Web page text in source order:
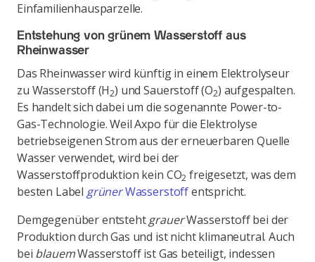
Einfamilienhausparzelle.
Entstehung von grünem Wasserstoff aus
Rheinwasser
Das Rheinwasser wird künftig in einem Elektrolyseur
zu Wasserstoff (H2) und Sauerstoff (O2) aufgespalten.
Es handelt sich dabei um die sogenannte Power-to-
Gas-Technologie. Weil Axpo für die Elektrolyse
betriebseigenen Strom aus der erneuerbaren Quelle
Wasser verwendet, wird bei der
Wasserstoffproduktion kein CO2 freigesetzt, was dem
besten Label grünerWasserstoffentspricht.
Demgegenüber entstehtgrauerWasserstoff bei der
Produktion durch Gas und ist nicht klimaneutral. Auch
bei blauemWasserstoff ist Gas beteiligt, indessen